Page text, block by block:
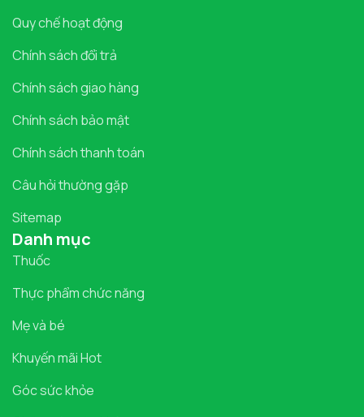
Quy chế hoạt động
Chính sách đổi trả
Chính sách giao hàng
Chính sách bảo mật
Chính sách thanh toán
Câu hỏi thường gặp
Sitemap
Danh mục
Thuốc
Thực phẩm chức năng
Mẹ và bé
Khuyến mãi Hot
Góc sức khỏe